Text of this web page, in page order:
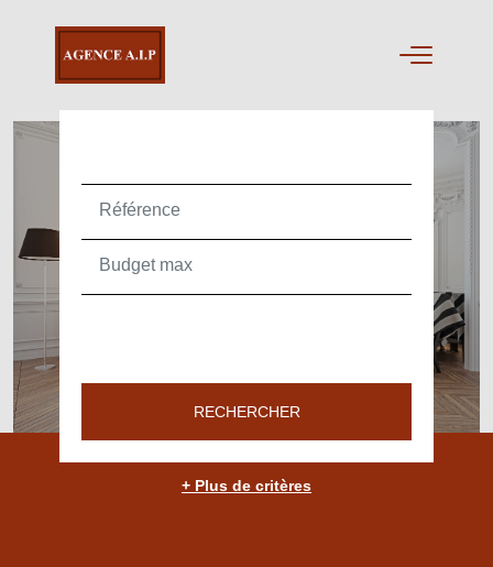
RECHERCHER
+ Plus de critères